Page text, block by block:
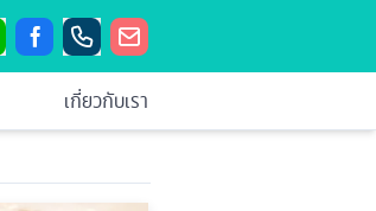
เกี่ยวกับเรา